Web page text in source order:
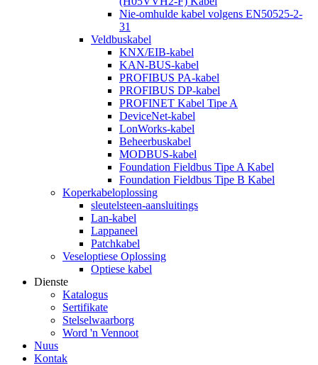
Nie-omhulde kabel volgens EN50525-2-
31
Veldbuskabel
KNX/EIB-kabel
KAN-BUS-kabel
PROFIBUS PA-kabel
PROFIBUS DP-kabel
PROFINET Kabel Tipe A
DeviceNet-kabel
LonWorks-kabel
Beheerbuskabel
MODBUS-kabel
Foundation Fieldbus Tipe A Kabel
Foundation Fieldbus Tipe B Kabel
Koperkabeloplossing
sleutelsteen-aansluitings
Lan-kabel
Lappaneel
Patchkabel
Veseloptiese Oplossing
Optiese kabel
Dienste
Katalogus
Sertifikate
Stelselwaarborg
Word 'n Vennoot
Nuus
Kontak